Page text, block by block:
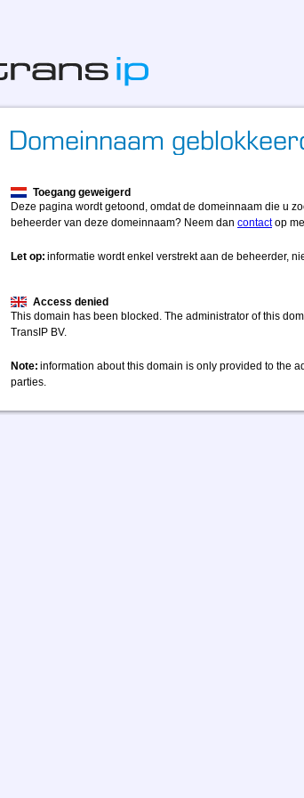
Toegang geweigerd
Deze pagina wordt getoond, omdat de domeinnaam die u
beheerder van deze domeinnaam? Neem dan contactop
Let op: informatie wordt enkel verstrekt aan de beheerder,
Access denied
This domain has been blocked. The administrator of this
TransIP BV.
Note: information about this domain is only provided to the
parties.